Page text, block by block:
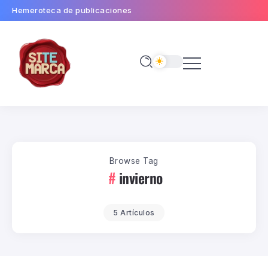
Hemeroteca de publicaciones
Browse Tag
invierno
5 Artículos